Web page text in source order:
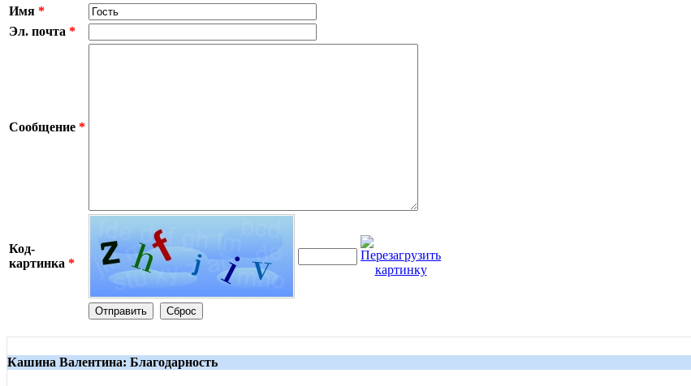
Имя *
Эл. почта *
Сообщение *
Код-
картинка *
Кашина Валентина: Благодарность